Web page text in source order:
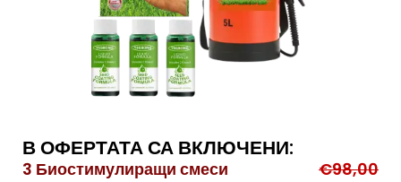
В ОФЕРТАТА СА ВКЛЮЧЕНИ:
3 Биостимулиращи смеси
€98,00